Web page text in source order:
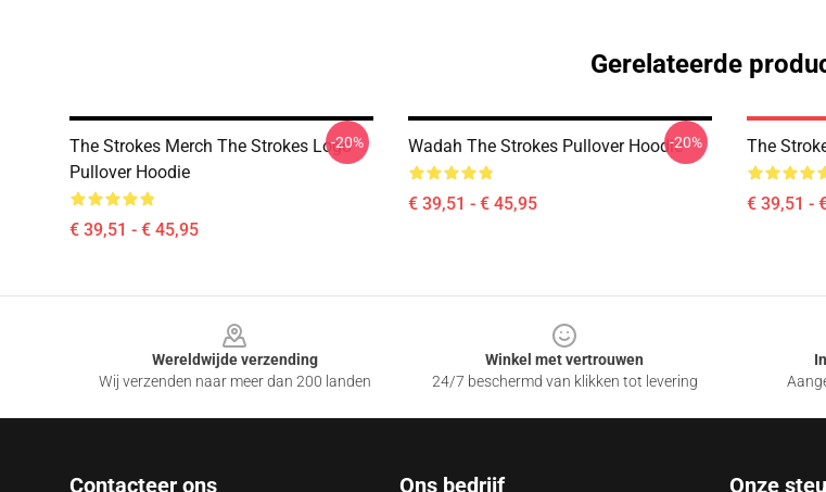
Gerelateerde
The Strokes Merch The Strokes Logo
Pullover Hoodie
€ 39,51 - € 45,95
-20% Wadah The Strokes Pullover Hoodie
€ 39,51 - € 45,95
-20% The
€ 39,51 -
Wereldwijde verzending
Wij verzenden naar meer dan 200 landen
Winkel met vertrouwen
24/7 beschermd van klikken tot levering
Contacteer ons Ons bedrijf Onze